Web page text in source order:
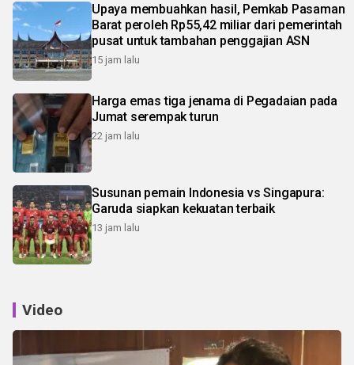
Upaya membuahkan hasil, Pemkab Pasaman
Barat peroleh Rp55,42 miliar dari pemerintah
pusat untuk tambahan penggajian ASN
15 jam lalu
Harga emas tiga jenama di Pegadaian pada
Jumat serempak turun
22 jam lalu
Susunan pemain Indonesia vs Singapura:
Garuda siapkan kekuatan terbaik
13 jam lalu
Video